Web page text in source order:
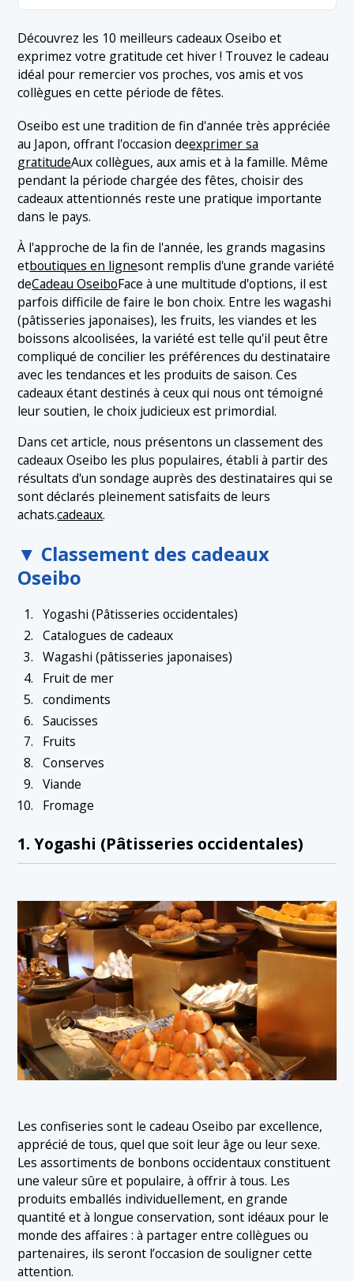
1.1 1. Yogashi (Pâtisseries occidentales)
1.2 2. Catalogues de cadeaux
1.4 4. Fruits de mer
1.5 5. Condiments
1.6 6. Saucisses
1.7 7. Fruits
1.8 8. Conserves
1.9 9. Viande
1.10 10. Fromage
2. Conclusion
Découvrez les 10 meilleurs cadeaux Oseibo et
exprimez votre gratitude cet hiver ! Trouvez le cadeau
idéal pour remercier vos proches, vos amis et vos
collègues en cette période de fêtes.
Oseibo est une tradition de fin d'année très appréciée
au Japon, offrant l'occasion deexprimer sa
gratitudeAux collègues, aux amis et à la famille. Même
pendant la période chargée des fêtes, choisir des
cadeaux attentionnés reste une pratique importante
dans le pays.
À l'approche de la fin de l'année, les grands magasins
etboutiques en lignesont remplis d'une grande variété
deCadeau OseiboFace à une multitude d'options, il est
parfois difficile de faire le bon choix. Entre les wagashi
(pâtisseries japonaises), les fruits, les viandes et les
boissons alcoolisées, la variété est telle qu'il peut être
compliqué de concilier les préférences du destinataire
avec les tendances et les produits de saison. Ces
cadeaux étant destinés à ceux qui nous ont témoigné
leur soutien, le choix judicieux est primordial.
Dans cet article, nous présentons un classement des
cadeaux Oseibo les plus populaires, établi à partir des
résultats d'un sondage auprès des destinataires qui se
sont déclarés pleinement satisfaits de leurs
achats.cadeaux.
▼ Classement des cadeaux
Oseibo
Yogashi (Pâtisseries occidentales)
Catalogues de cadeaux
Wagashi (pâtisseries japonaises)
Fruit de mer
condiments
Saucisses
Fruits
Conserves
Viande
Fromage
1. Yogashi (Pâtisseries occidentales)
Les confiseries sont le cadeau Oseibo par excellence,
apprécié de tous, quel que soit leur âge ou leur sexe.
Les assortiments de bonbons occidentaux constituent
une valeur sûre et populaire, à offrir à tous. Les
produits emballés individuellement, en grande
quantité et à longue conservation, sont idéaux pour le
monde des affaires : à partager entre collègues ou
partenaires, ils seront l’occasion de souligner cette
attention.